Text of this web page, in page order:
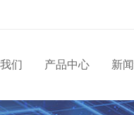
们 产品中心 新